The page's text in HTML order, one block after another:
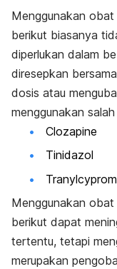
Menggunakan
berikut biasanya
diperlukan dalam
diresepkan
dosis atau
menggunakan
Clozapine
Tinidazol
Menggunakan
berikut dapat
tertentu, tetapi
merupakan